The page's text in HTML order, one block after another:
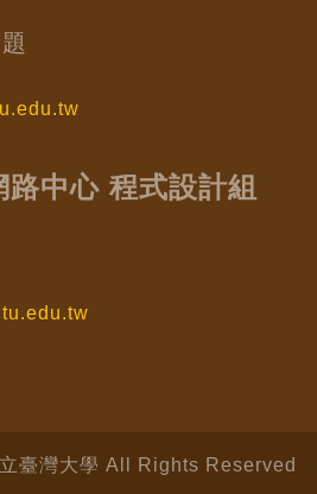
中心 程式設計組
臺灣大學 All Rights Reserved